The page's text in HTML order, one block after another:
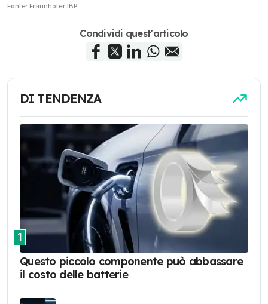
Fonte: Fraunhofer IBP
Condividi quest'articolo
DI TENDENZA
1
Questo piccolo componente può abbassare
il costo delle batterie